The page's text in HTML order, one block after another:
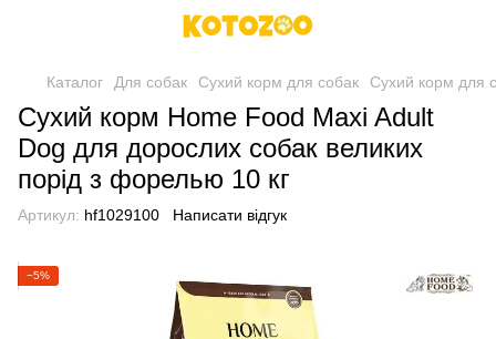
Каталог Для собак Сухий корм для собак Сухий корм для
Сухий корм Home Food Maxi Adult
Dog для дорослих собак великих
порід з форелью 10 кг
Артикул: hf1029100 Написати відгук
−5%